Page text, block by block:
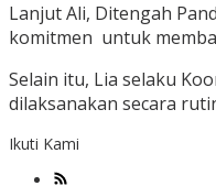
Lanjut Ali, Ditengah
komitmen untuk
Selain itu, Lia selaku
dilaksanakan secara
Ikuti Kami